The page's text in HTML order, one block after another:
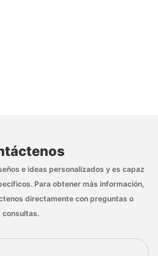
e ideas personalizados y es capaz
Para obtener más información,
directamente con preguntas o
consultas.